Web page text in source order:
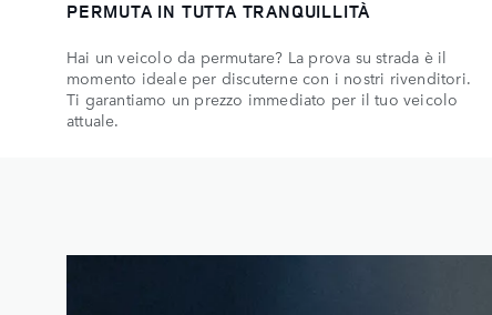
PERMUTA IN TUTTA TRANQUILLITÀ
Hai un veicolo da permutare? La prova su strada è il
momento ideale per discuterne con i nostri rivenditori.
Ti garantiamo un prezzo immediato per il tuo veicolo
attuale.